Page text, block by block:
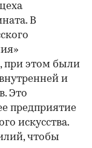
В
при этом были
и
Это
предприятие
искусства.
чтобы